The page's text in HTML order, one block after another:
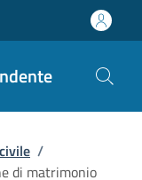
/
di matrimonio